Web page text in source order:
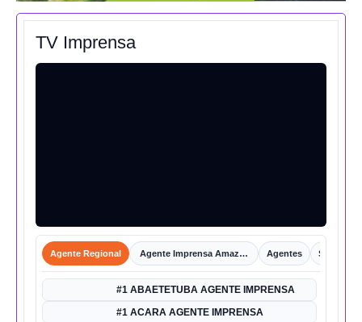
TV Imprensa
Agente Regional Agente Imprensa Amazônica Agentes Shorts
#1 ABAETETUBA AGENTE IMPRENSA
#1 ACARA AGENTE IMPRENSA